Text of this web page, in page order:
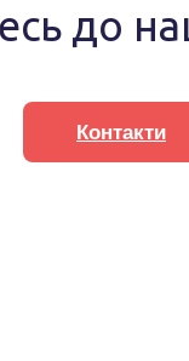
до
Контакти